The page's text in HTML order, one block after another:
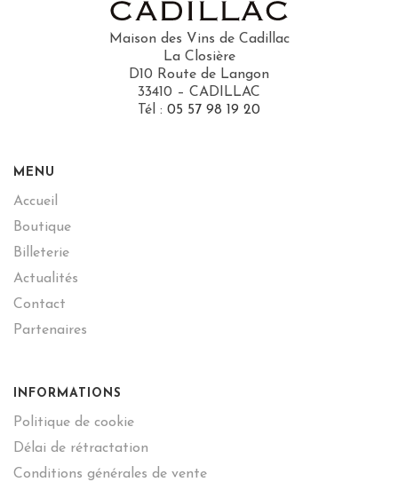
Maison des Vins de Cadillac
La Closière
D10 Route de Langon
33410 – CADILLAC
Tél : 05 57 98 19 20
MENU
Accueil
Boutique
Billeterie
Actualités
Contact
Partenaires
INFORMATIONS
Politique de cookie
Délai de rétractation
Conditions générales de vente